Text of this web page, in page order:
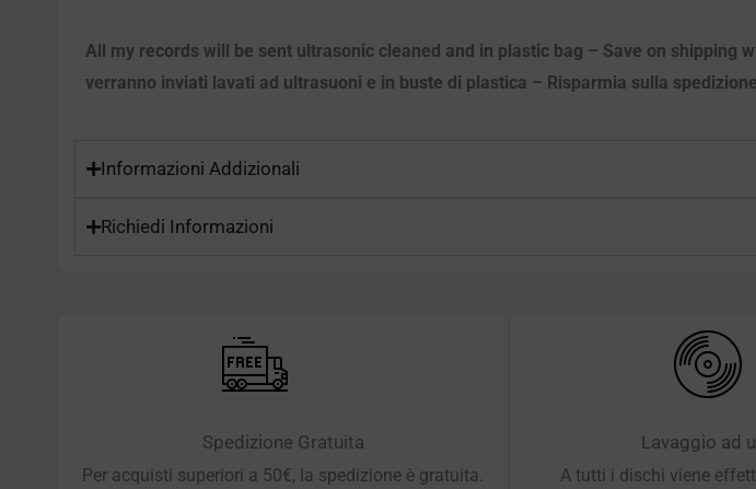
All my records will be sent ultrasonic cleaned and in plastic bag – Save on shipping
verranno inviati lavati ad ultrasuoni e in buste di plastica – Risparmia sulla
Informazioni Addizionali
Richiedi Informazioni
Spedizione Gratuita
Per acquisti superiori a 50€, la spedizione è gratuita.
Lavaggio ad
A tutti i dischi viene